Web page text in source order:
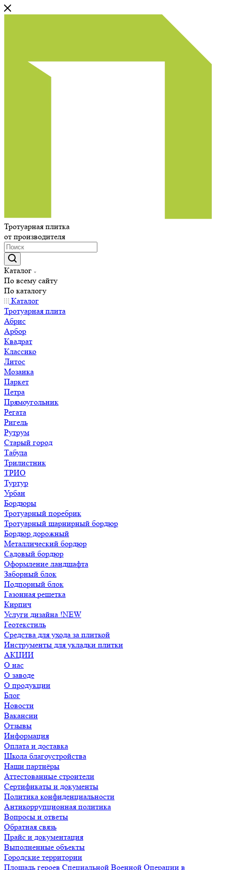
Тротуарная плитка
от производителя
Каталог
По всему сайту
По каталогу
Каталог
Тротуарная плита
Абрис
Арбор
Квадрат
Классико
Литос
Мозаика
Паркет
Петра
Прямоугольник
Регата
Ригель
Рутрум
Старый город
Табула
Трилистник
ТРИО
Туртур
Урбан
Бордюры
Тротуарный поребрик
Тротуарный шарнирный бордюр
Бордюр дорожный
Металлический бордюр
Садовый бордюр
Оформление ландшафта
Заборный блок
Подпорный блок
Газонная решетка
Кирпич
Услуги дизайна !NEW
Геотекстиль
Средства для ухода за плиткой
Инструменты для укладки плитки
АКЦИИ
О нас
О заводе
О продукции
Блог
Новости
Вакансии
Отзывы
Информация
Оплата и доставка
Школа благоустройства
Наши партнёры
Аттестованные строители
Сертификаты и документы
Политика конфиденциальности
Антикоррупционная политика
Вопросы и ответы
Обратная связь
Прайс и документация
Выполненные объекты
Городские территории
Площадь героев Специальной Военной Операции в